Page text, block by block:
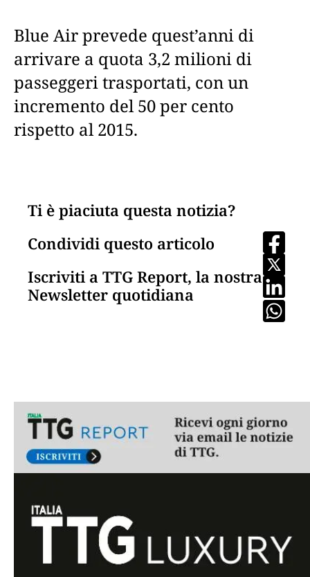
Blue Air prevede quest’anni di
arrivare a quota 3,2 milioni di
passeggeri trasportati, con un
incremento del 50 per cento
rispetto al 2015.
Ti è piaciuta questa notizia?
Condividi questo articolo
Iscriviti a TTG Report, la nostra
Newsletter quotidiana